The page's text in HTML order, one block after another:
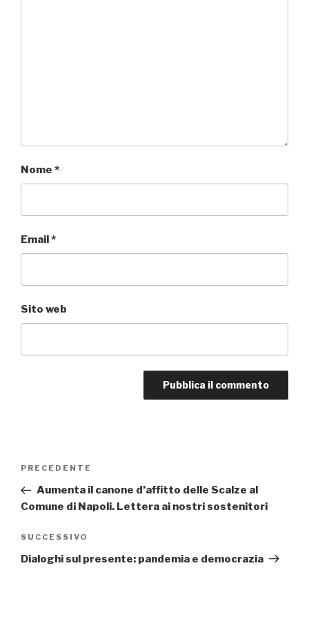
Nome *
Email*
Sito web
Navigazione
Articolo
precedente:
PRECEDENTE
Aumenta il canone d’affitto delle Scalze al
Comune di Napoli. Lettera ai nostri sostenitori
Articolo
successivo
SUCCESSIVO
Dialoghi sul presente: pandemia e democrazia